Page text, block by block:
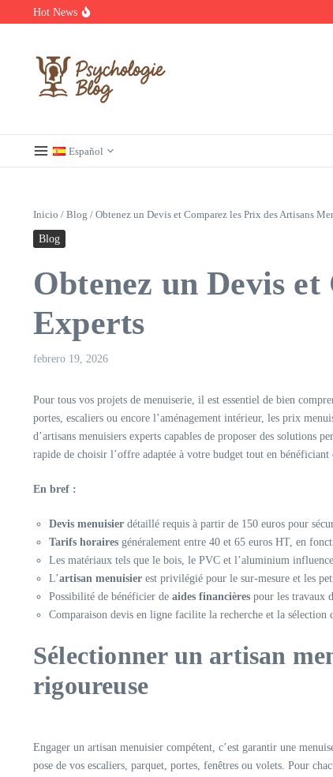
Saltar al contenido
Hot News
Regardez Films et Séries en Streaming sur Wiflix
Español
Inicio / Blog / Obtenez un Devis et Comparez les Prix des Artisans
Blog
Obtenez un Devis
Experts
febrero 19, 2026
Pour tous vos projets de menuiserie, il est essentiel de bien
portes, escaliers ou encore l’aménagement intérieur, les prix
d’artisans menuisiers experts capables de proposer des solutions
rapide de choisir l’offre adaptée à votre budget tout en
En bref :
Devis menuisier détaillé requis à partir de 150 euros pour
Tarifs horaires généralement entre 40 et 65 euros HT, en
Les matériaux tels que le bois, le PVC et l’aluminium
L’artisan menuisier est privilégié pour le sur-mesure et les
Possibilité de bénéficier de aides financières pour les travaux
Comparaison devis en ligne facilite la recherche et la sélection
Sélectionner un artisan
rigoureuse
Engager un artisan menuisier compétent, c’est garantir une
pose de vos escaliers, parquet, portes, fenêtres ou volets. Pour